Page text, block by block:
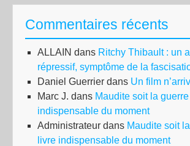
Commentaires récents
ALLAIN dans Ritchy Thibault : un
répressif, symptôme de la
Daniel Guerrier dans Un film
Marc J. dans Maudite soit la
indispensable du moment
Administrateur dans Maudite soit
livre indispensable du moment